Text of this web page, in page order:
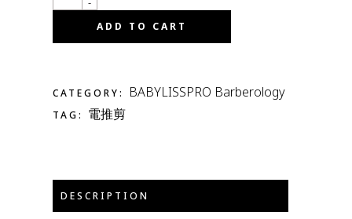
ADD TO CART
CATEGORY: BABYLISSPRO Barberology
TAG: 電推剪
DESCRIPTION